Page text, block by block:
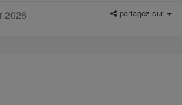
2026 partagez sur